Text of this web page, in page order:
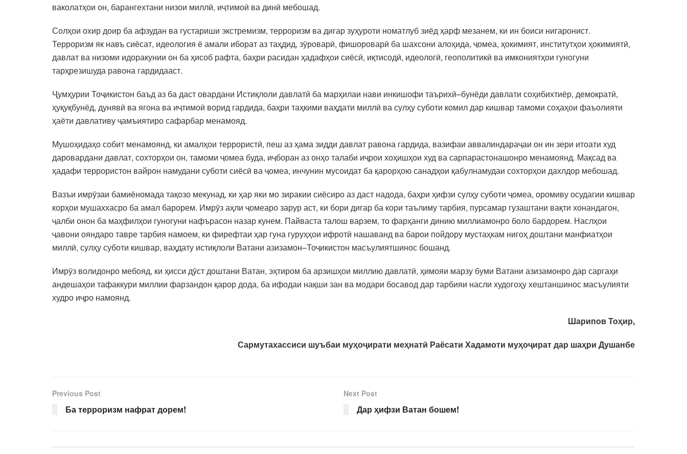
ваколатҳои он, барангехтани низои миллӣ, иҷтимоӣ ва динӣ мебошад.
Солҳои охир доир ба афзудан ва густариши экстремизм, терроризм ва дигар зуҳуроти номатлуб зиёд ҳарф мезанем, ки ин боиси нигаронист.
Терроризм як навъ сиёсат, идеология ё амали иборат аз таҳдид, зӯроварӣ, фишороварӣ ба шахсони алоҳида, ҷомеа, ҳокимият, институтҳои ҳокимиятӣ,
давлат ва низоми идоракунии он ба ҳисоб рафта, баҳри расидан ҳадафҳои сиёсӣ, иқтисодӣ, идеологӣ, геополитикӣ ва имкониятҳои гуногуни
тарҳрезишуда равона гардидааст.
Ҷумҳурии Тоҷикистон баъд аз ба даст овардани Истиқлоли давлатӣ ба марҳилаи нави инкишофи таърихӣ–бунёди давлати соҳибихтиёр, демократӣ,
ҳуқуқбунёд, дунявӣ ва ягона ва иҷтимоӣ ворид гардида, баҳри таҳкими ваҳдати миллӣ ва сулҳу суботи комил дар кишвар тамоми соҳаҳои фаъолияти
ҳаёти давлативу ҷамъиятиро сафарбар менамояд.
Мушоҳидаҳо собит менамоянд, ки амалҳои террористӣ, пеш аз ҳама зидди давлат равона гардида, вазифаи аввалиндараҷаи он ин зери итоати худ
даровардани давлат, сохторҳои он, тамоми ҷомеа буда, иҷборан аз онҳо талаби иҷрои хоҳишҳои худ ва сарпарастонашонро менамоянд. Мақсад ва
ҳадафи террористон вайрон намудани суботи сиёсӣ ва ҷомеа, инчунин мусоидат ба қарорҳою санадҳои қабулнамудаи сохторҳои дахлдор мебошад.
Вазъи имрӯзаи бамиёномада тақозо мекунад, ки ҳар яки мо зиракии сиёсиро аз даст надода, баҳри ҳифзи сулҳу суботи ҷомеа, оромиву осудагии кишвар
корҳои мушаххасро ба амал барорем. Имрӯз аҳли ҷомеаро зарур аст, ки бори дигар ба кори таълиму тарбия, пурсамар гузаштани вақти хонандагон,
ҷалби онон ба маҳфилҳои гуногуни нафърасон назар кунем. Пайваста талош варзем, то фарҳанги динию миллиамонро боло бардорем. Наслҳои
ҷавони ояндаро тавре тарбия намоем, ки фирефтаи ҳар гуна гуруҳҳои ифротӣ нашаванд ва барои пойдору мустаҳкам нигоҳ доштани манфиатҳои
миллӣ, сулҳу суботи кишвар, ваҳдату истиқлоли Ватани азизамон–Тоҷикистон масъулиятшинос бошанд.
Имрӯз волидонро мебояд, ки ҳисси дӯст доштани Ватан, эҳтиром ба арзишҳои миллию давлатӣ, ҳимояи марзу буми Ватани азизамонро дар саргаҳи
андешаҳои тафаккури миллии фарзандон қарор дода, ба ифодаи нақши зан ва модари босавод дар тарбияи насли худогоҳу хештаншинос масъулияти
худро иҷро намоянд.
Шарипов Тоҳир,
Сармутахассиси шуъбаи муҳоҷирати меҳнатӣ Раёсати Хадамоти муҳоҷират дар шаҳри Душанбе
Previous Post
Ба терроризм нафрат дорем!
Next Post
Дар ҳифзи Ватан бошем!